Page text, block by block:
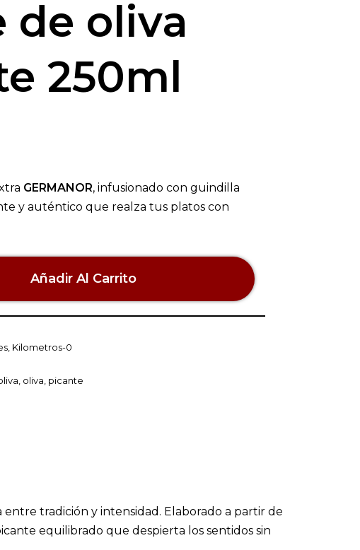
de oliva
250ml
GERMANOR, infusionado con guindilla
y auténtico que realza tus platos con
Añadir Al Carrito
, Kilometros-0
oliva picante
tradición y intensidad. Elaborado a partir de
equilibrado que despierta los sentidos sin